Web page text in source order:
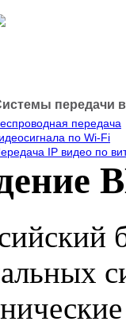
руб.
передачи
передача
по Wi-Fi
IP видео по